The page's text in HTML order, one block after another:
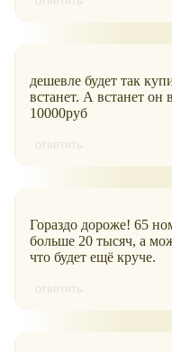
дешевле будет так
встанет. А встанет
10000руб
ответить
Гораздо дороже! 65
больше 20 тысяч, а
что будет ещё круче.
ответить